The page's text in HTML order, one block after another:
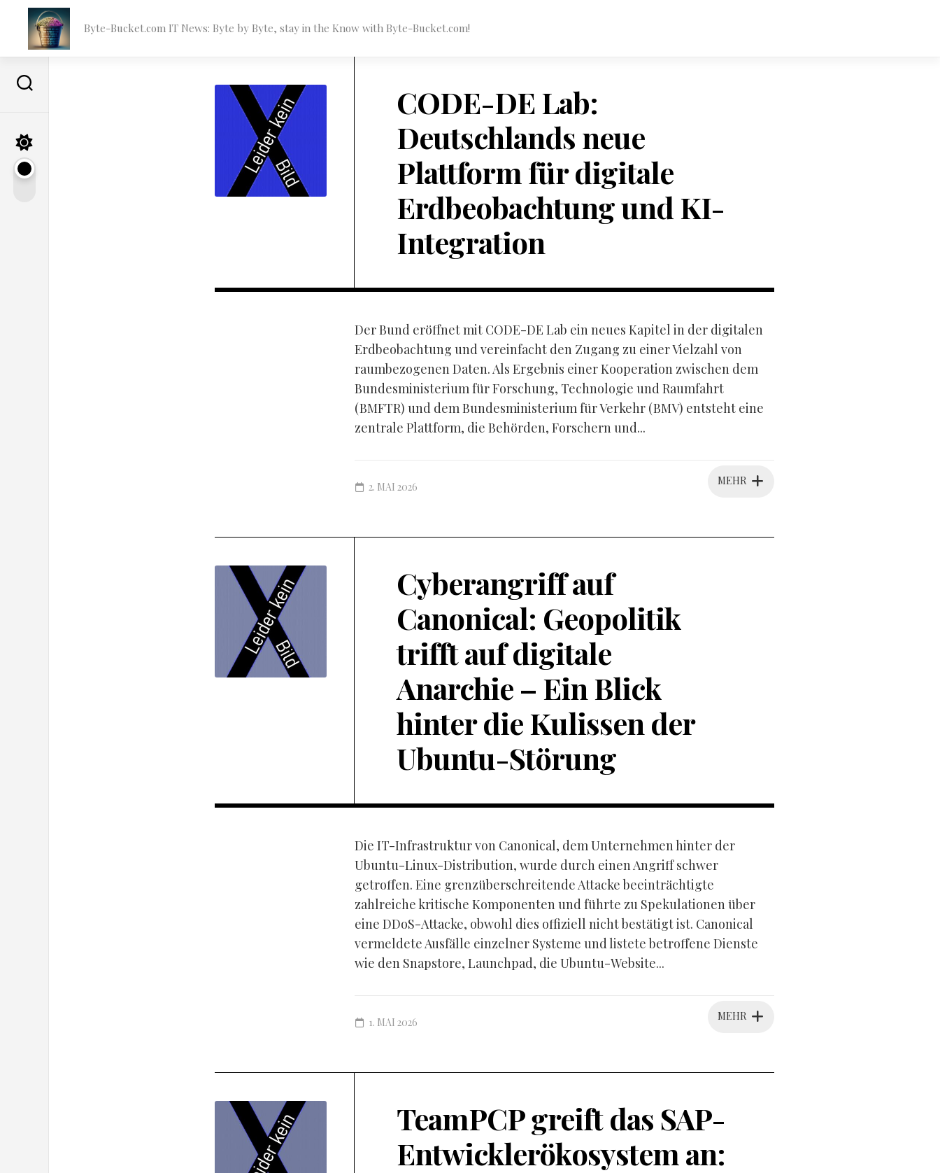
content
Byte-Bucket.com IT News: Byte by Byte, stay in the Know with Byte-Bucket.com!
CODE-DE Lab:
Deutschlands neue
Plattform für digitale
Erdbeobachtung und KI-
Integration
Der Bund eröffnet mit CODE-DE Lab ein neues Kapitel in der digitalen
Erdbeobachtung und vereinfacht den Zugang zu einer Vielzahl von
raumbezogenen Daten. Als Ergebnis einer Kooperation zwischen dem
Bundesministerium für Forschung, Technologie und Raumfahrt
(BMFTR) und dem Bundesministerium für Verkehr (BMV) entsteht eine
zentrale Plattform, die Behörden, Forschern und...
MEHR
2. MAI 2026
Cyberangriff auf
Canonical: Geopolitik
trifft auf digitale
Anarchie – Ein Blick
hinter die Kulissen der
Ubuntu-Störung
Die IT-Infrastruktur von Canonical, dem Unternehmen hinter der
Ubuntu-Linux-Distribution, wurde durch einen Angriff schwer
getroffen. Eine grenzüberschreitende Attacke beeinträchtigte
zahlreiche kritische Komponenten und führte zu Spekulationen über
eine DDoS-Attacke, obwohl dies offiziell nicht bestätigt ist. Canonical
vermeldete Ausfälle einzelner Systeme und listete betroffene Dienste
wie den Snapstore, Launchpad, die Ubuntu-Website...
MEHR
1. MAI 2026
TeamPCP greift das SAP-
Entwicklerökosystem an: